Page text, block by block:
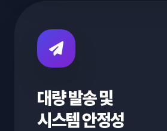
대량 발송 및
시스템 안정성